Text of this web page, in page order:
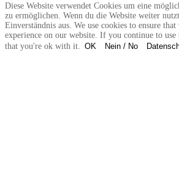
Diese Website verwendet Cookies um eine
zu ermöglichen. Wenn du die Website weiter
Einverständnis aus. We use cookies to ensure
experience on our website. If you continue to
that you're ok with it.
OK Nein / No